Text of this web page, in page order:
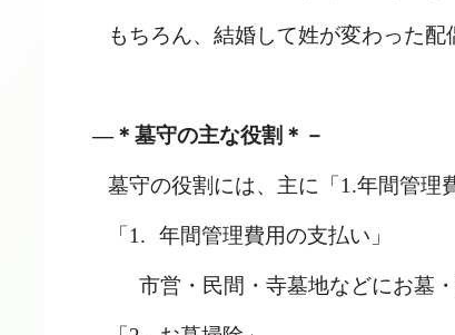
もちろん、結婚して姓が変わった配
―＊墓守の主な役割＊－
墓守の役割には、主に「 1.年間管理
「1. 年間管理費用の支払い」
市営・民間・寺墓地などにお墓